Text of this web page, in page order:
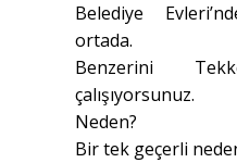
Belediye
ortada.
Benzerini
çalışıyorsunuz.
Neden?
Bir tek geçerli